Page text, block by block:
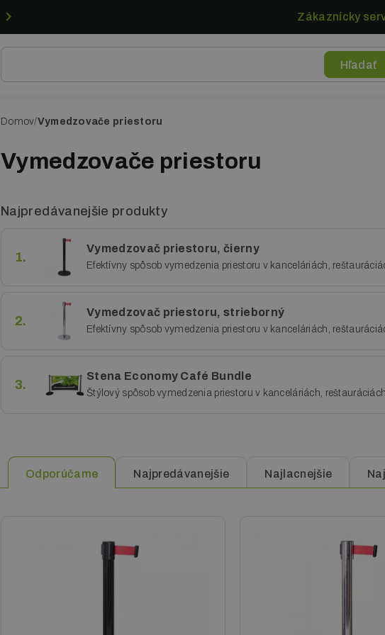
Zákaznícky
O
m
v
Domov Vymedzovače priestoru
Vymedzovače priestoru
Najpredávanejšie produkty
1.
Vymedzovač priestoru, čierny
Efektívny spôsob vymedzenia priestoru v kanceláriách,
2.
Vymedzovač priestoru, strieborný
Efektívny spôsob vymedzenia priestoru v kanceláriách,
3.
Stena Economy Café Bundle
Štýlový spôsob vymedzenia priestoru v kanceláriách,
Odporúčame Najpredávanejšie Najlacnejšie